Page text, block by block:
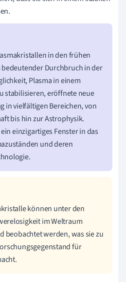
in den frühen
Durchbruch in der
Plasma in einem
stabilisieren, eröffnete neue
in vielfältigen Bereichen, von
bis hin zur Astrophysik.
einzigartiges Fenster in das
und deren
können unter den
im Weltraum
beobachtet werden, was sie zu
für